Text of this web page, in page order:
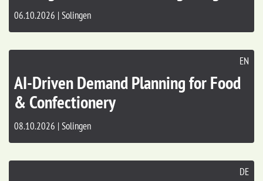
06.10.2026 | Solingen
EN
AI-Driven Demand Planning for Food
& Confectionery
08.10.2026 | Solingen
DE